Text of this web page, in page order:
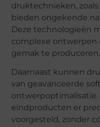
druktechnieken,
bieden ongekende
Deze technologieën
complexe ontwerpen
gemak te produceren.
Daarnaast kunnen
van geavanceerde
eindproducten er
voorgesteld, zonder